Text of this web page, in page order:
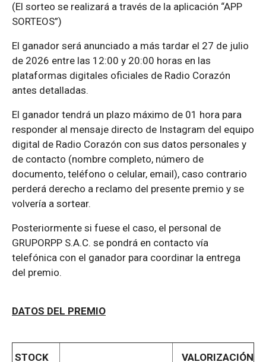
(El sorteo se realizará a través de la aplicación “APP
SORTEOS”)
El ganador será anunciado a más tardar el 27 de julio
de 2026 entre las 12:00 y 20:00 horas en las
plataformas digitales oficiales de Radio Corazón
antes detalladas.
El ganador tendrá un plazo máximo de 01 hora para
responder al mensaje directo de Instagram del equipo
digital de Radio Corazón con sus datos personales y
de contacto (nombre completo, número de
documento, teléfono o celular, email), caso contrario
perderá derecho a reclamo del presente premio y se
volvería a sortear.
Posteriormente si fuese el caso, el personal de
GRUPORPP S.A.C. se pondrá en contacto vía
telefónica con el ganador para coordinar la entrega
del premio.
DATOS DEL PREMIO
STOCK
VALORIZACIÓN